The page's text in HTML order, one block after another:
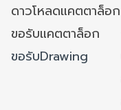
ดาวโหลดแคตตาล็อก
ขอรับแคตตาล็อก
ขอรับDrawing